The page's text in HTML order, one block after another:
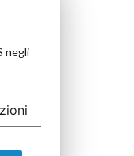
negli